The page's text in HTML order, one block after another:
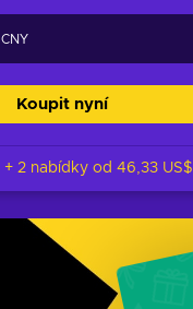
Koupit nyní
+ 2 nabídky od 46,33 US$